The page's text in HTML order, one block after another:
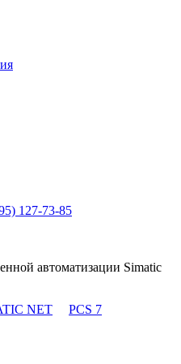
127-73-85
автоматизации Simatic
NET PCS 7